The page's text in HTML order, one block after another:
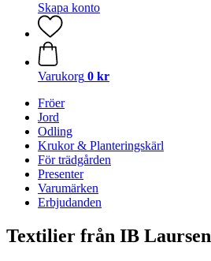
Skapa konto
Varukorg 0 kr
Fröer
Jord
Odling
Krukor & Planteringskärl
För trädgården
Presenter
Varumärken
Erbjudanden
Textilier från IB Laursen